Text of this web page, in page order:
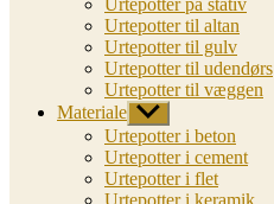
Urtepotter på stativ
Urtepotter til altan
Urtepotter til gulv
Urtepotter til udendørs
Urtepotter til væggen
Materiale Vis
undermenu
Urtepotter i beton
Urtepotter i cement
Urtepotter i flet
Urtepotter i keramik